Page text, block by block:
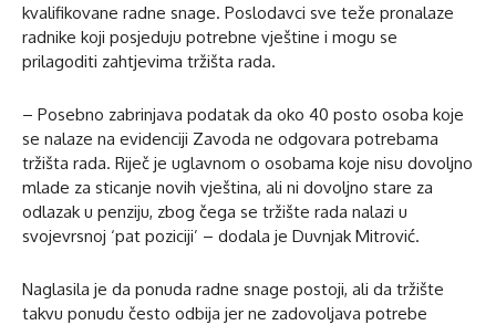
kvalifikovane radne snage. Poslodavci sve teže pronalaze
radnike koji posjeduju potrebne vještine i mogu se
prilagoditi zahtjevima tržišta rada.
– Posebno zabrinjava podatak da oko 40 posto osoba koje
se nalaze na evidenciji Zavoda ne odgovara potrebama
tržišta rada. Riječ je uglavnom o osobama koje nisu dovoljno
mlade za sticanje novih vještina, ali ni dovoljno stare za
odlazak u penziju, zbog čega se tržište rada nalazi u
svojevrsnoj ‘pat poziciji’ – dodala je Duvnjak Mitrović.
Naglasila je da ponuda radne snage postoji, ali da tržište
takvu ponudu često odbija jer ne zadovoljava potrebe